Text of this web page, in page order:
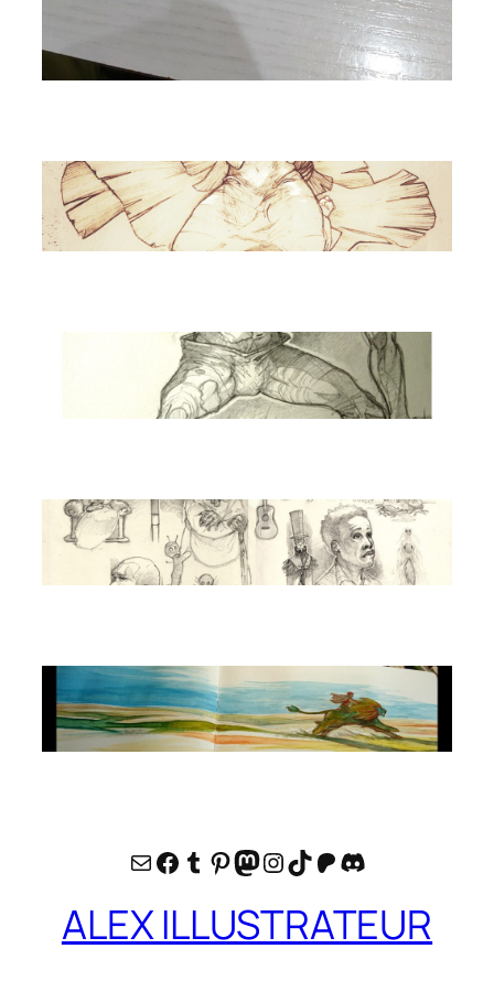
E-mailFacebook
Tumblr
Pinterest
Mastodon
Instagram
TikTok
Patreon
Discord
ALEX ILLUSTRATEUR